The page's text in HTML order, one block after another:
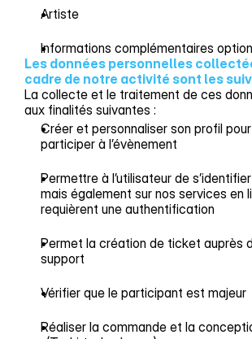
Artiste
Informations complémentaires
Les données personnelles
cadre de notre activité sont les
La collecte et le traitement de ces
aux finalités suivantes :
Créer et personnaliser son profil
participer à l’évènement
Permettre à l’utilisateur de
mais également sur nos services en
requièrent une authentification
Permet la création de ticket auprès
support
Vérifier que le participant est majeur
Réaliser la commande et la